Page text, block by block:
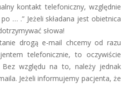
kontakt telefoniczny, względnie
… .” Jeżeli składana jest obietnica
słowa!
drogą e-mail chcemy od razu
telefonicznie, to oczywiście
względu na to, należy jednak
Jeżeli informujemy pacjenta, że